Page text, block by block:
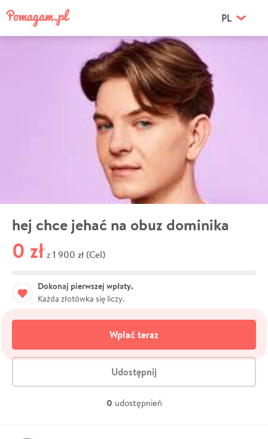
PL
hej chce jehać na obuz dominika
0 zł z 1 900 zł (Cel)
Dokonaj pierwszej wpłaty.
Każda złotówka się liczy.
Wpłać teraz
Udostępnij
0 udostępnień